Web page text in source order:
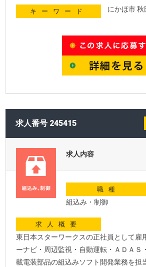
キーワード にかほ市
求人番号 245415
求人内容
職種
組込み・制御
求人概要
東日本スターワークスの正社員として雇
ーナビ・周辺監視・自動運転・ＡＤＡＳ
載電装部品の組込みソフト開発業務を担